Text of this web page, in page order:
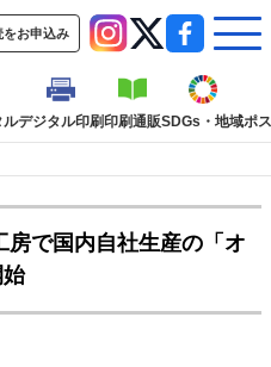
をお申込み
ルデジタル印刷印刷通販SDGs・地域ポ
で国内自社生産の「オ